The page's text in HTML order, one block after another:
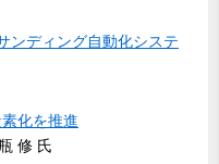
ンディング自動化システ
化を推進
修 氏